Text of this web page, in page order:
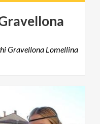
Gravellona Lomellina